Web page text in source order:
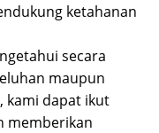
ketahanan
secara
maupun
kami dapat ikut
memberikan